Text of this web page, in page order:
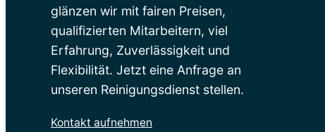
glänzen wir mit fairen Preisen,
qualifizierten Mitarbeitern, viel
Erfahrung, Zuverlässigkeit und
Flexibilität. Jetzt eine Anfrage an
unseren Reinigungsdienst stellen.
Kontakt aufnehmen